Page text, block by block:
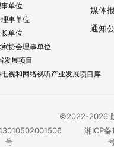
单位
事单位
单位
协会理事单位
发展项目
视和网络视听产业发展项目库
媒体
通知
©2022-2026
号
湘ICP